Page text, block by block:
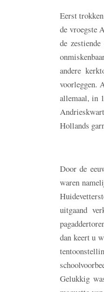
Eerst
de vroegste
de
andere
voorleggen.
allemaal, in
Hollands
Door de
waren
uitgaand
dan keert u
Gelukkig